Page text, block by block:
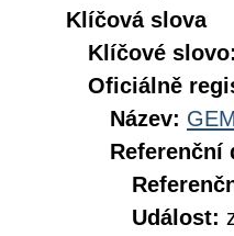
Klíčová slova
Klíčové slovo:
Oficiálně
Název:
Referenční
Událost: